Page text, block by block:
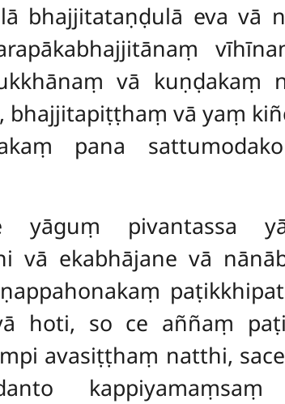
bhajjitataṇḍulā eva vā
vā
bhajjitapiṭṭhaṃ vāyaṃ
pana
pivantassa
vā ekabhājane vā
hoti, so ce aññaṃ
avasiṭṭhaṃ natthi,